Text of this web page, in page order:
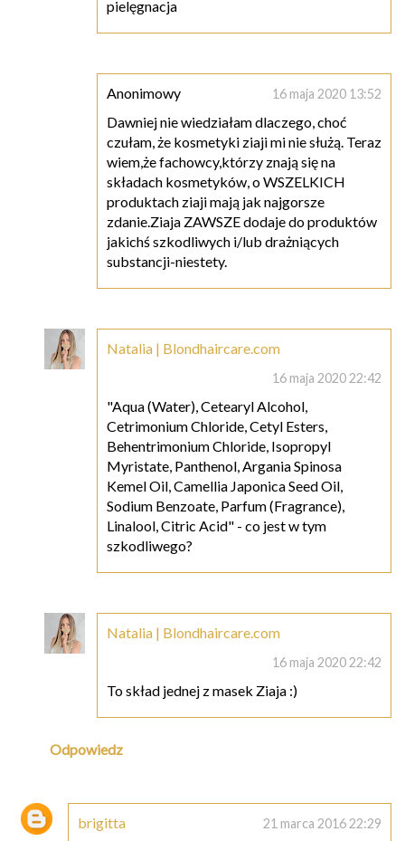
pielęgnacja
Anonimowy 16 maja 2020 13:52
Dawniej nie wiedziałam dlaczego, choć
czułam, że kosmetyki ziaji mi nie służą. Teraz
wiem,że fachowcy,którzy znają się na
składach kosmetyków, o WSZELKICH
produktach ziaji mają jak najgorsze
zdanie.Ziaja ZAWSZE dodaje do produktów
jakichś szkodliwych i/lub drażniących
substancji-niestety.
Natalia | Blondhaircare.com
16 maja 2020 22:42
"Aqua (Water), Cetearyl Alcohol,
Cetrimonium Chloride, Cetyl Esters,
Behentrimonium Chloride, Isopropyl
Myristate, Panthenol, Argania Spinosa
Kemel Oil, Camellia Japonica Seed Oil,
Sodium Benzoate, Parfum (Fragrance),
Linalool, Citric Acid" - co jest w tym
szkodliwego?
Natalia | Blondhaircare.com
16 maja 2020 22:42
To skład jednej z masek Ziaja :)
Odpowiedz
brigitta 21 marca 2016 22:29